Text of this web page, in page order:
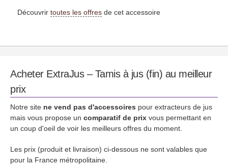
Découvrir toutes les offresde cet accessoire
Acheter ExtraJus – Tamis à jus (fin) au meilleur
prix
Notre site ne vend pas d'accessoires pour extracteurs de jus
mais vous propose un comparatif de prix vous permettant en
un coup d'oeil de voir les meilleurs offres du moment.
Les prix (produit et livraison) ci-dessous ne sont valables que
pour la France métropolitaine.